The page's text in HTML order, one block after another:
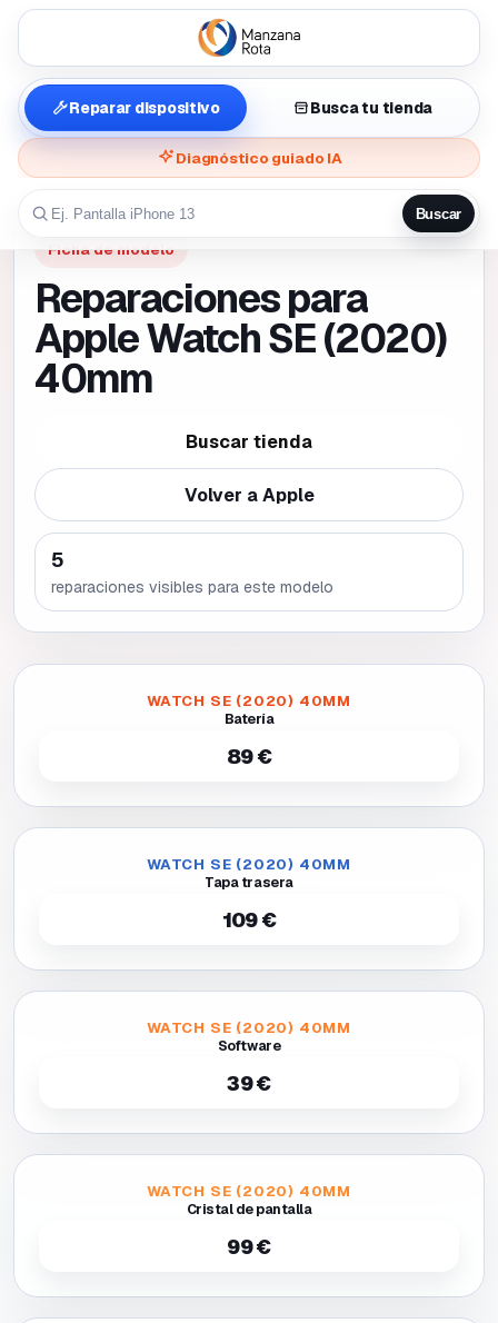
Reparar dispositivo Busca tu tienda
Diagnóstico guiado IA
Buscar
Ficha de modelo
Reparaciones para
Apple Watch SE (2020)
40mm
Buscar tienda
Volver aApple
5
reparaciones visibles para este modelo
WATCH SE (2020) 40MM
Batería
89 €
WATCH SE (2020) 40MM
Tapa trasera
109 €
WATCH SE (2020) 40MM
Software
39 €
WATCH SE (2020) 40MM
Cristal de pantalla
99 €